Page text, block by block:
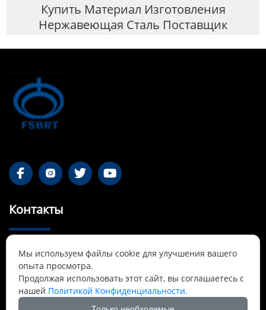
Купить Материал Изготовления
Нержавеющая Сталь Поставщик
   
Контакты

55-1 Qianjin Road, район Синьфу, Фушунь,
Ляонин
 Cnbrtsummer@gmail.com
Мы используем файлы cookie для улучшения вашего
опыта просмотра.
Продолжая использовать этот сайт, вы соглашаетесь с
нашей Политикой Конфиденциальности.